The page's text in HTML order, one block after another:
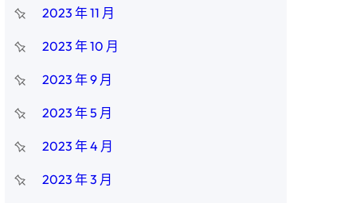
2023 年 11 月
2023 年 10 月
2023 年 9 月
2023 年 5 月
2023 年 4 月
2023 年 3 月